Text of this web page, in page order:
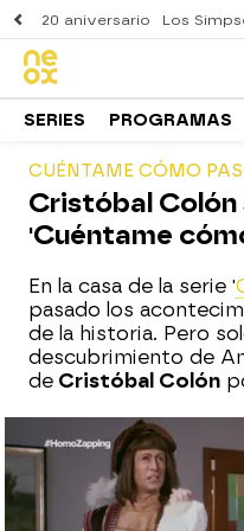
20 aniversario Los
SERIES PROGRAMAS
CUÉNTAME CÓMO
Cristóbal Colón
'Cuéntame
En la casa de la serie '
pasado los
de la historia. Pero
descubrimiento de
de Cristóbal Colón